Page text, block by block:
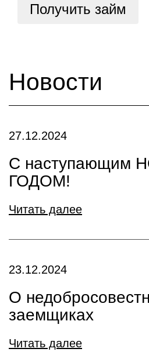
Получить займ
Новости
27.12.2024
С наступающим
ГОДОМ!
Читать далее
23.12.2024
О
заемщиках
Читать далее